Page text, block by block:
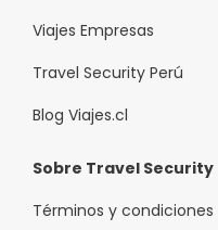
Viajes Empresas
Travel Security Perú
Blog Viajes.cl
Sobre Travel Security
Términos y condiciones